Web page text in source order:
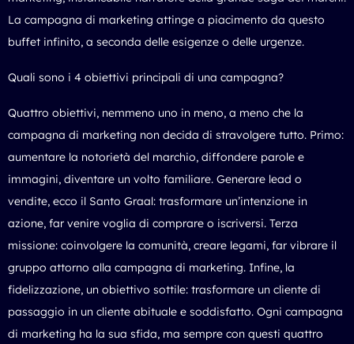
La campagna di marketing attinge a piacimento da questo
buffet infinito, a seconda delle esigenze o delle urgenze.
Quali sono i 4 obiettivi principali di una campagna?
Quattro obiettivi, nemmeno uno in meno, a meno che la
campagna di marketing non decida di stravolgere tutto. Primo:
aumentare la notorietà del marchio, diffondere parole e
immagini, diventare un volto familiare. Generare lead o
vendite, ecco il Santo Graal: trasformare un’intenzione in
azione, far venire voglia di comprare o iscriversi. Terza
missione: coinvolgere la comunità, creare legami, far vibrare il
gruppo attorno alla campagna di marketing. Infine, la
fidelizzazione, un obiettivo sottile: trasformare un cliente di
passaggio in un cliente abituale e soddisfatto. Ogni campagna
di marketing ha la sua sfida, ma sempre con questi quattro